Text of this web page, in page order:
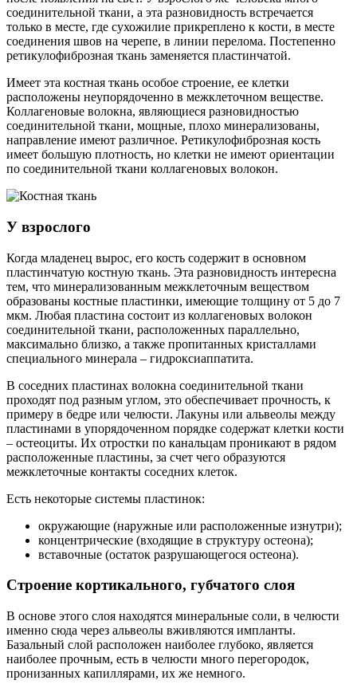
соединительной ткани, а эта разновидность встречается
только в месте, где сухожилие прикреплено к кости, в месте
соединения швов на черепе, в линии перелома. Постепенно
ретикулофиброзная ткань заменяется пластинчатой.
Имеет эта костная ткань особое строение, ее клетки
расположены неупорядоченно в межклеточном веществе.
Коллагеновые волокна, являющиеся разновидностью
соединительной ткани, мощные, плохо минерализованы,
направление имеют различное. Ретикулофиброзная кость
имеет большую плотность, но клетки не имеют ориентации
по соединительной ткани коллагеновых волокон.
У взрослого
Когда младенец вырос, его кость содержит в основном
пластинчатую костную ткань. Эта разновидность интересна
тем, что минерализованным межклеточным веществом
образованы костные пластинки, имеющие толщину от 5 до 7
мкм. Любая пластина состоит из коллагеновых волокон
соединительной ткани, расположенных параллельно,
максимально близко, а также пропитанных кристаллами
специального минерала – гидроксиаппатита.
В соседних пластинах волокна соединительной ткани
проходят под разным углом, это обеспечивает прочность, к
примеру в бедре или челюсти. Лакуны или альвеолы между
пластинами в упорядоченном порядке содержат клетки кости
– остеоциты. Их отростки по канальцам проникают в рядом
расположенные пластины, за счет чего образуются
межклеточные контакты соседних клеток.
Есть некоторые системы пластинок:
окружающие (наружные или расположенные изнутри);
концентрические (входящие в структуру остеона);
вставочные (остаток разрушающегося остеона).
Строение кортикального, губчатого слоя
В основе этого слоя находятся минеральные соли, в челюсти
именно сюда через альвеолы вживляются импланты.
Базальный слой расположен наиболее глубоко, является
наиболее прочным, есть в челюсти много перегородок,
пронизанных капиллярами, их же немного.